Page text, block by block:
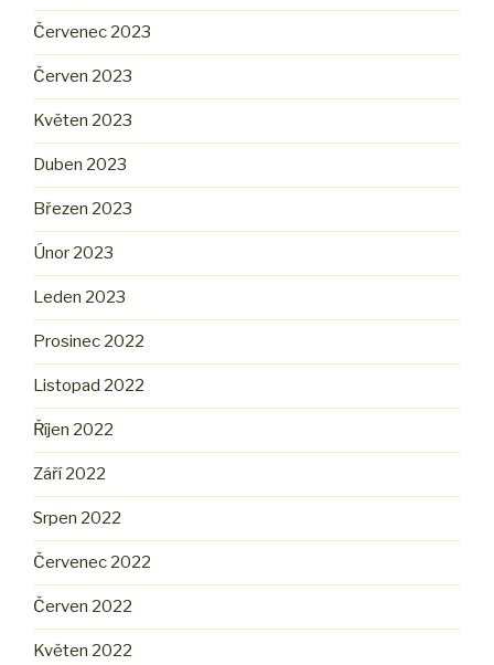
Červenec 2023
Červen 2023
Květen 2023
Duben 2023
Březen 2023
Únor 2023
Leden 2023
Prosinec 2022
Listopad 2022
Říjen 2022
Září 2022
Srpen 2022
Červenec 2022
Červen 2022
Květen 2022